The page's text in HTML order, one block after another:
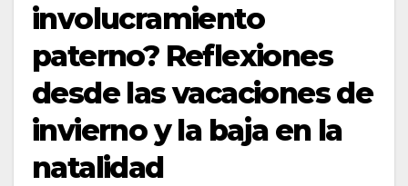
involucramiento
paterno? Reflexiones
desde las vacaciones de
invierno y la baja en la
natalidad